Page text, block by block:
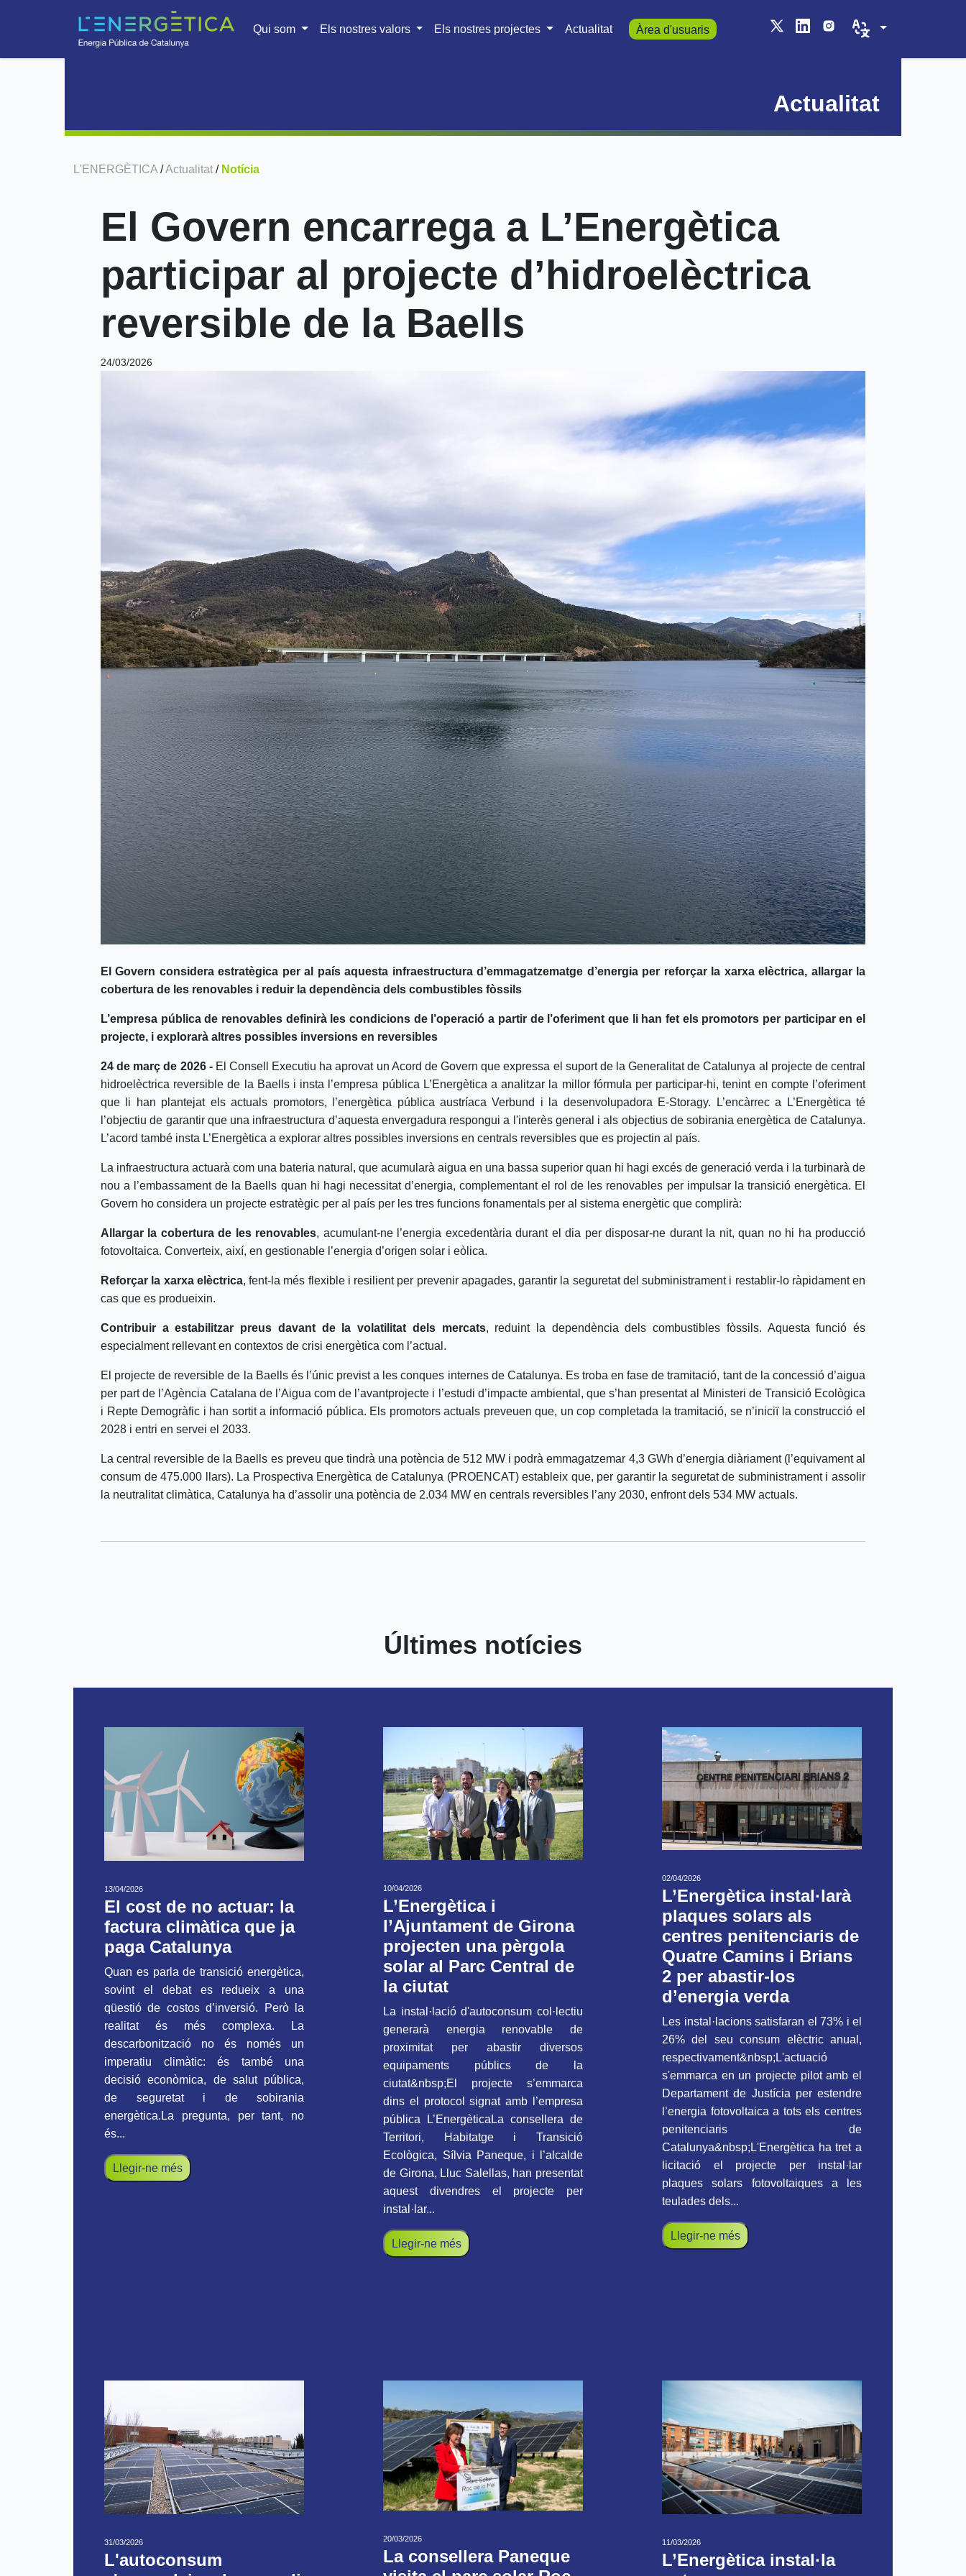
Qui som Els nostres valors Els nostres projectes Actualitat Àrea d'usuaris
Actualitat
L'ENERGÈTICA /Actualitat / Notícia
El Govern encarrega a L’Energètica
participar al projecte d’hidroelèctrica
reversible de la Baells
24/03/2026
El Govern considera estratègica per al país aquesta infraestructura d’emmagatzematge d’energia per reforçar la xarxa elèctrica, allargar la
cobertura de les renovables i reduir la dependència dels combustibles fòssils
L’empresa pública de renovables definirà les condicions de l’operació a partir de l’oferiment que li han fet els promotors per participar en el
projecte, i explorarà altres possibles inversions en reversibles
24 de març de 2026 -El Consell Executiu ha aprovat un Acord de Govern que expressa el suport de la Generalitat de Catalunya al projecte de central
hidroelèctrica reversible de la Baells i insta l’empresa pública L’Energètica a analitzar la millor fórmula per participar-hi, tenint en compte l’oferiment
que li han plantejat els actuals promotors, l’energètica pública austríaca Verbund i la desenvolupadora E-Storagy. L’encàrrec a L’Energètica té
l’objectiu de garantir que una infraestructura d’aquesta envergadura respongui a l'interès general i als objectius de sobirania energètica de Catalunya.
L’acord també insta L’Energètica a explorar altres possibles inversions en centrals reversibles que es projectin al país.
La infraestructura actuarà com una bateria natural, que acumularà aigua en una bassa superior quan hi hagi excés de generació verda i la turbinarà de
nou a l’embassament de la Baells quan hi hagi necessitat d’energia, complementant el rol de les renovables per impulsar la transició energètica. El
Govern ho considera un projecte estratègic per al país per les tres funcions fonamentals per al sistema energètic que complirà:
Allargar la cobertura de les renovables, acumulant-ne l’energia excedentària durant el dia per disposar-ne durant la nit, quan no hi ha producció
fotovoltaica. Converteix, així, en gestionable l’energia d’origen solar i eòlica.
Reforçar la xarxa elèctrica, fent-la més flexible i resilient per prevenir apagades, garantir la seguretat del subministrament i restablir-lo ràpidament en
cas que es produeixin.
Contribuir a estabilitzar preus davant de la volatilitat dels mercats, reduint la dependència dels combustibles fòssils. Aquesta funció és
especialment rellevant en contextos de crisi energètica com l’actual.
El projecte de reversible de la Baells és l’únic previst a les conques internes de Catalunya. Es troba en fase de tramitació, tant de la concessió d’aigua
per part de l’Agència Catalana de l’Aigua com de l’avantprojecte i l’estudi d’impacte ambiental, que s’han presentat al Ministeri de Transició Ecològica
i Repte Demogràfic i han sortit a informació pública. Els promotors actuals preveuen que, un cop completada la tramitació, se n’iniciï la construcció el
2028 i entri en servei el 2033.
La central reversible de la Baells es preveu que tindrà una potència de 512 MW i podrà emmagatzemar 4,3 GWh d’energia diàriament (l’equivament al
consum de 475.000 llars). La Prospectiva Energètica de Catalunya (PROENCAT) estableix que, per garantir la seguretat de subministrament i assolir
la neutralitat climàtica, Catalunya ha d’assolir una potència de 2.034 MW en centrals reversibles l’any 2030, enfront dels 534 MW actuals.
Últimes notícies
13/04/2026
El cost de no actuar: la
factura climàtica que ja
paga Catalunya
Quan es parla de transició energètica,
sovint el debat es redueix a una
qüestió de costos d’inversió. Però la
realitat és més complexa. La
descarbonització no és només un
imperatiu climàtic: és també una
decisió econòmica, de salut pública,
de seguretat i de sobirania
energètica.La pregunta, per tant, no
és...
Llegir-ne més
10/04/2026
L’Energètica i
l’Ajuntament de Girona
projecten una pèrgola
solar al Parc Central de
la ciutat
La instal·lació d'autoconsum col·lectiu
generarà energia renovable de
proximitat per abastir diversos
equipaments públics de la
ciutat&nbsp;El projecte s’emmarca
dins el protocol signat amb l’empresa
pública L’EnergèticaLa consellera de
Territori, Habitatge i Transició
Ecològica, Sílvia Paneque, i l’alcalde
de Girona, Lluc Salellas, han presentat
aquest divendres el projecte per
instal·lar...
Llegir-ne més
02/04/2026
L’Energètica instal·larà
plaques solars als
centres penitenciaris de
Quatre Camins i Brians
2 per abastir-los
d’energia verda
Les instal·lacions satisfaran el 73% i el
26% del seu consum elèctric anual,
respectivament&nbsp;L'actuació
s'emmarca en un projecte pilot amb el
Departament de Justícia per estendre
l’energia fotovoltaica a tots els centres
penitenciaris de
Catalunya&nbsp;L'Energètica ha tret a
licitació el projecte per instal·lar
plaques solars fotovoltaiques a les
teulades dels...
Llegir-ne més
31/03/2026
L'autoconsum
20/03/2026
La consellera Paneque
11/03/2026
L’Energètica instal·la